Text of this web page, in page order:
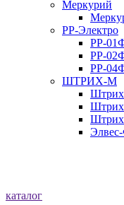
Меркурий
РР-Электро
РР-
РР-
РР-
ШТРИХ-М
каталог